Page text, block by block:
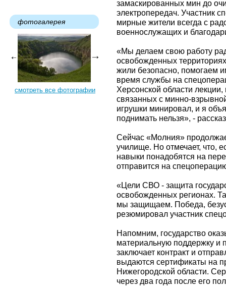
фотогалерея
смотреть все фотографии
замаскированных мин до
электропередач. Участник
мирные жители всегда с
военнослужащих и
«Мы делаем свою работу
освобожденных
жили безопасно, помогаем
время службы на
Херсонской области лекции,
связанных с минно-
игрушки минировал, и я
поднимать нельзя», -
Сейчас «Молния»
училище. Но отмечает, что,
навыки понадобятся на
отправится на
«Цели СВО - защита
освобожденных регионах.
мы защищаем. Победа,
резюмировал участник
Напомним, государство
материальную поддержку и
заключает контракт и
выдаются сертификаты на
Нижегородской области.
через два года после его